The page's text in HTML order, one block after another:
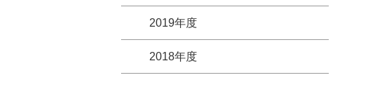
2019年度
2018年度